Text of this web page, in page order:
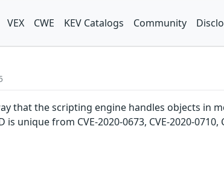
VEX CWE KEV Catalogs Community
that the scripting engine handles objects in
from CVE-2020-0673, CVE-2020-0710,